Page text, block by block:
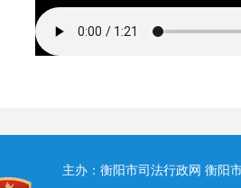
主办：衡阳市司法行政网 衡阳